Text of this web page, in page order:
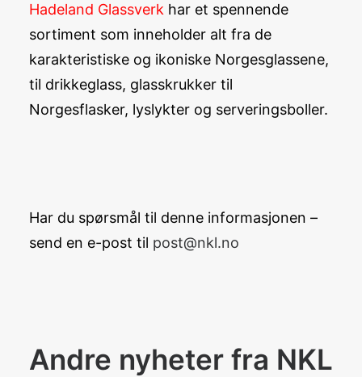
Hadeland Glassverk har et spennende
sortiment som inneholder alt fra de
karakteristiske og ikoniske Norgesglassene,
til drikkeglass, glasskrukker til
Norgesflasker, lyslykter og serveringsboller.
Har du spørsmål til denne informasjonen –
send en e-post til post@nkl.no
Andre nyheter fra NKL